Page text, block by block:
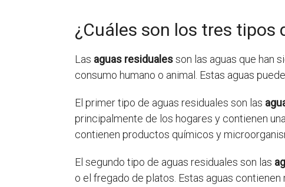
¿Cuáles son los tres tipos
Las aguas residualesson las aguas que han
consumo humano o animal. Estas aguas
El primer tipo de aguas residuales son las
principalmente de los hogares y contienen
contienen productos químicos y
El segundo tipo de aguas residuales son las
o el fregado de platos. Estas aguas